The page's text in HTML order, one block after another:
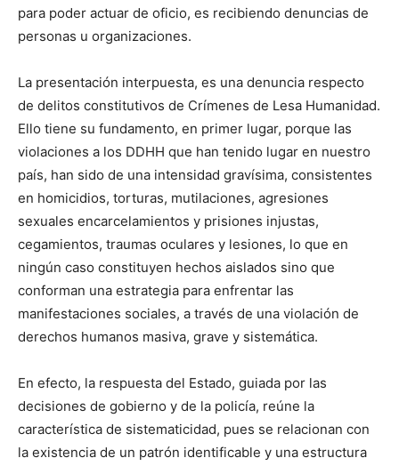
para poder actuar de oficio, es recibiendo denuncias de
personas u organizaciones.
La presentación interpuesta, es una denuncia respecto
de delitos constitutivos de Crímenes de Lesa Humanidad.
Ello tiene su fundamento, en primer lugar, porque las
violaciones a los DDHH que han tenido lugar en nuestro
país, han sido de una intensidad gravísima, consistentes
en homicidios, torturas, mutilaciones, agresiones
sexuales encarcelamientos y prisiones injustas,
cegamientos, traumas oculares y lesiones, lo que en
ningún caso constituyen hechos aislados sino que
conforman una estrategia para enfrentar las
manifestaciones sociales, a través de una violación de
derechos humanos masiva, grave y sistemática.
En efecto, la respuesta del Estado, guiada por las
decisiones de gobierno y de la policía, reúne la
característica de sistematicidad, pues se relacionan con
la existencia de un patrón identificable y una estructura